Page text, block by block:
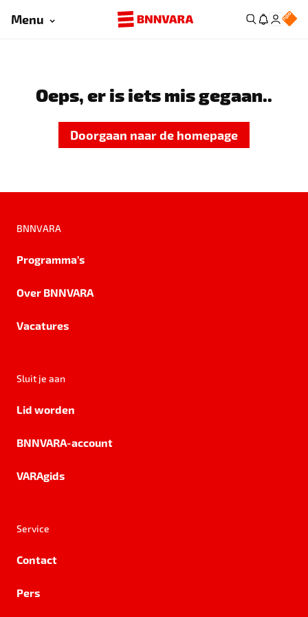
Menu
Oeps, er is iets mis gegaan..
Doorgaan naar de homepage
BNNVARA
Programma's
Over BNNVARA
Vacatures
Sluit je aan
Lid worden
BNNVARA-account
VARAgids
Service
Contact
Pers